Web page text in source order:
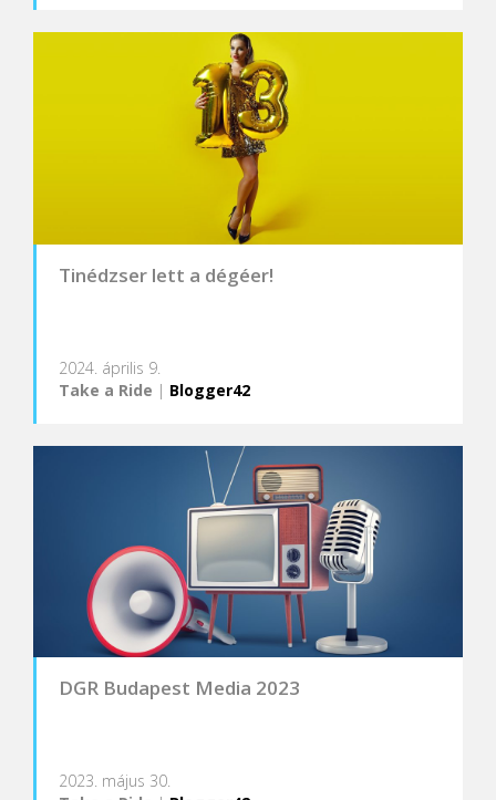
Tinédzser lett a dégéer!
2024. április 9.
Take a Ride | Blogger42
DGR Budapest Media 2023
2023. május 30.